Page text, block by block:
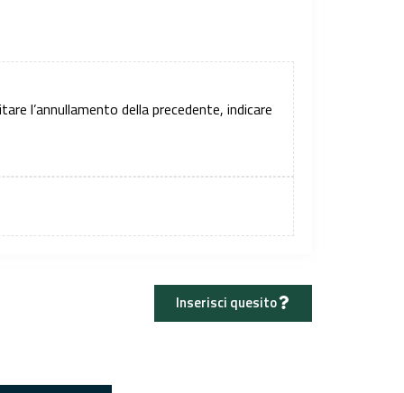
l’annullamento della precedente, indicare
Inserisci quesito